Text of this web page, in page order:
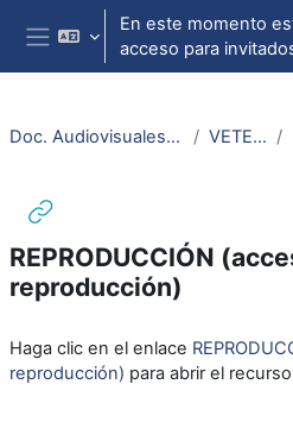
Salta al contenido principal
Panel lateral
En este momento
acceso para
Doc. Audiovisuales Veterinaria CCSS VETERINARIA
REPRODUCCIÓN
reproducción)
Haga clic en el enlace
reproducción) para abrir el